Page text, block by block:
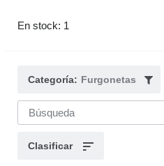
En stock: 1
Categoría: Furgonetas
Clasificar